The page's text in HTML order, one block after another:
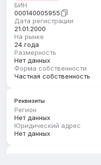
БИН
000140005955
Дата регистрации
21.01.2000
На рынке
24 года
Размерность
Нет данных
Форма собственности
Частная собственность
Реквизиты
Регион
Нет данных
Юридический адрес
Нет данных